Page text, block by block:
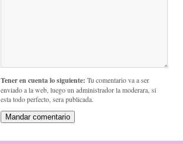
Tener en cuenta lo siguiente: Tu comentario va a ser
enviado a la web, luego un administrador la moderara, si
esta todo perfecto, sera publicada.